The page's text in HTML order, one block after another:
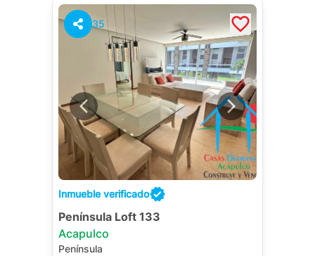
35
Inmueble verificado
Península Loft 133
Acapulco
Península